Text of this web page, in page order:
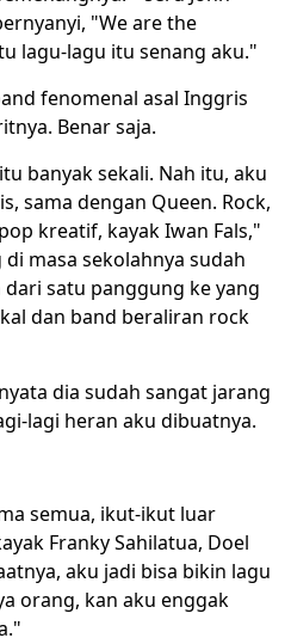
"We are the
lagu-lagu itu senang aku."
fenomenal asal Inggris
Benar saja.
banyak sekali. Nah itu, aku
sama dengan Queen. Rock,
kreatif, kayak Iwan Fals,"
masa sekolahnya sudah
satu panggung ke yang
dan band beraliran rock
dia sudah sangat jarang
lagi heran aku dibuatnya.
semua, ikut-ikut luar
Franky Sahilatua, Doel
aku jadi bisa bikin lagu
orang, kan aku enggak